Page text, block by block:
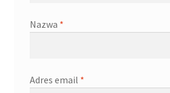
Nazwa *
Adres email *